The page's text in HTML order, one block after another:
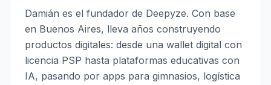
Damián es el fundador de Deepyze. Con base
en Buenos Aires, lleva años construyendo
productos digitales: desde una wallet digital con
licencia PSP hasta plataformas educativas con
IA, pasando por apps para gimnasios, logística